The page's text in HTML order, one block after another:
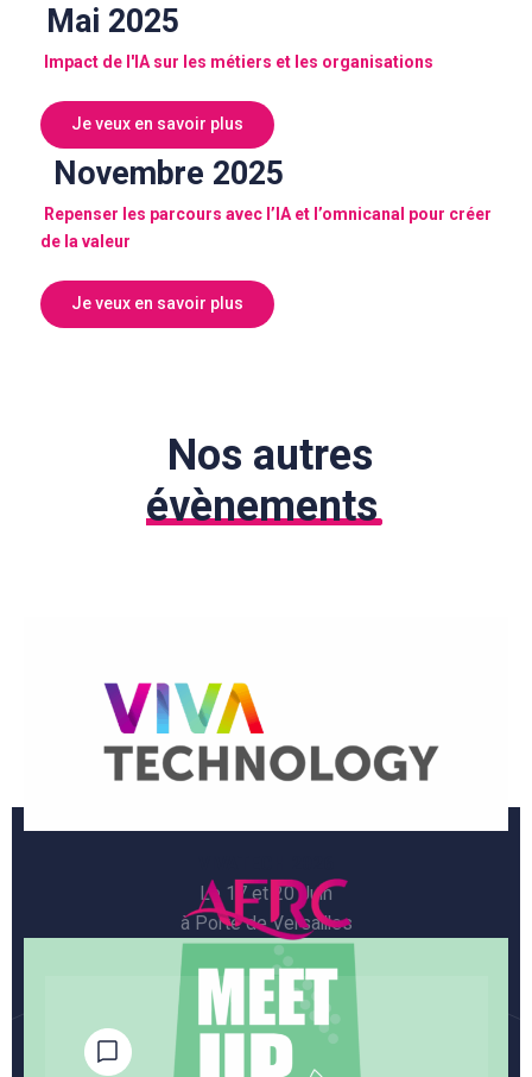
Mai 2025
Impact de l'IA sur les métiers et les organisations
Je veux en savoir plus
Novembre 2025
Repenser les parcours avec l’IA et l’omnicanal pour créer
de la valeur
Je veux en savoir plus
Nos autres
évènements
Le 17 et 20 Juin
à Porte de Versailles